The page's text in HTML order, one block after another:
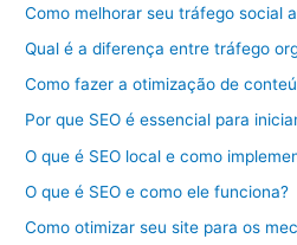
Como melhorar seu tráfego social
Qual é a diferença entre tráfego
Como fazer a otimização de
Por que SEO é essencial para
O que é SEO local e como
O que é SEO e como ele funciona?
Como otimizar seu site para os